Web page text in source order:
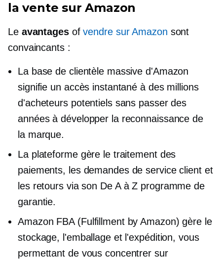
la vente sur Amazon
Le avantagesofvendre sur Amazon sont
convaincants :
La base de clientèle massive d'Amazon
signifie un accès instantané à des millions
d'acheteurs potentiels sans passer des
années à développer la reconnaissance de
la marque.
La plateforme gère le traitement des
paiements, les demandes de service client et
les retours via son De A à Z programme de
garantie.
Amazon FBA (Fulfillment by Amazon) gère le
stockage, l'emballage et l'expédition, vous
permettant de vous concentrer sur